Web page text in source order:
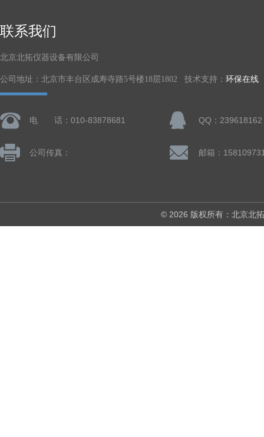
联系我们
北京北拓仪器设备有限公司
公司地址：北京市丰台区成寿寺路5号楼18层1802 技术支持： 环保在线
电 话：010-83878681 QQ：239618162
公司传真：
© 2026 版权所有：北京北